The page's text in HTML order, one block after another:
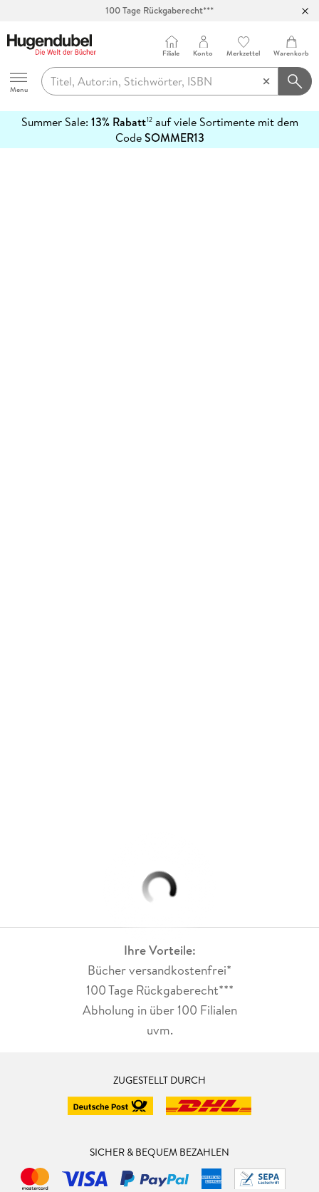
100 Tage Rückgaberecht***
Hugendubel
Menu
Filiale Konto Merkzettel Warenkorb
Summer Sale: 13% Rabatt12auf viele Sortimente mit dem
CodeSOMMER13
erfahren
Ihre Vorteile:
Bücher versandkostenfrei*
100 Tage Rückgaberecht***
Abholung in über 100 Filialen
uvm.
ZUGESTELLT DURCH
SICHER & BEQUEM BEZAHLEN